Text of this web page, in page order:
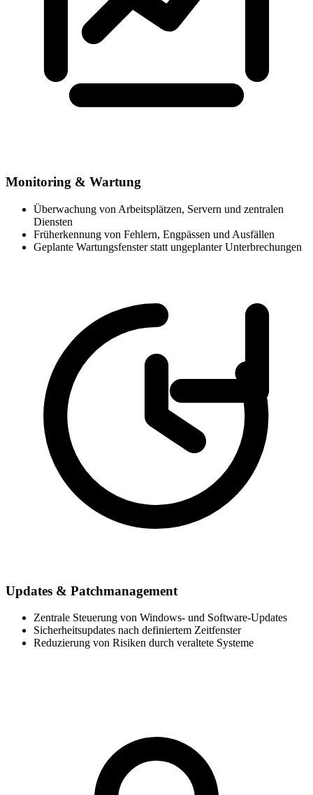
Monitoring & Wartung
Überwachung von Arbeitsplätzen, Servern und zentralen
Diensten
Früherkennung von Fehlern, Engpässen und Ausfällen
Geplante Wartungsfenster statt ungeplanter Unterbrechungen
Updates & Patchmanagement
Zentrale Steuerung von Windows- und Software-Updates
Sicherheitsupdates nach definiertem Zeitfenster
Reduzierung von Risiken durch veraltete Systeme